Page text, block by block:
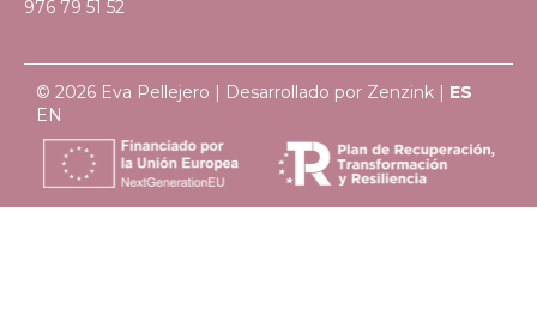
976 79 51 52
© 2026 Eva Pellejero | Desarrollado por Zenzink | ES
EN